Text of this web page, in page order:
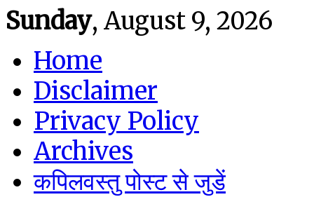
Sunday, August 9, 2026
Home
Disclaimer
Privacy Policy
Archives
कपिलवस्तु पोस्ट से जुडें